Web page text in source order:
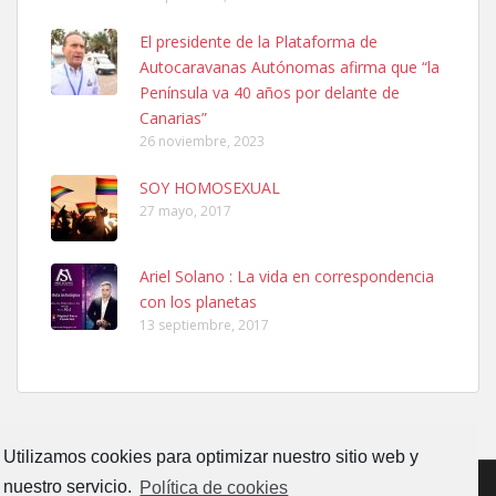
Utilizamos cookies para optimizar nuestro sitio web y
nuestro servicio. Política de cookies
Ninfa perdida
El día 5 se los perdió una ninfa papillera, asustada tiene miedo a la
calle, se perdió por la zon...
Leales.org » Gran Canaria
6.7.2025
Adopcion
Busco casa de acogida para mi perrita ya que por temas de trabajo
no la puedo tener. Solo gente r...
El presidente de la Plataforma de
Autocaravanas Autónomas afirma que “la
Península va 40 años por delante de
Canarias”
26 noviembre, 2023
SOY HOMOSEXUAL
27 mayo, 2017
Ariel Solano : La vida en correspondencia
con los planetas
13 septiembre, 2017